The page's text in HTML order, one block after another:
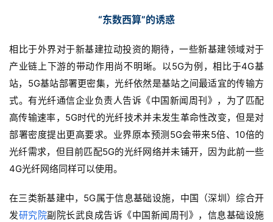
“东数西算”的诱惑
相比于外界对于新基建拉动投资的期待，一些新基建领域对于
产业链上下游的带动作用尚不明晰。以5G为例，相比于4G基
站，5G基站部署更密集，光纤依然是基站之间最适宜的传输方
式。有光纤通信企业负责人告诉《中国新闻周刊》，为了匹配
高传输速率，5G时代的光纤技术并未发生革命性改变，但是对
部署密度提出更高要求。业界原本预测5G会带来5倍、10倍的
光纤需求，但目前匹配5G的光纤网络并未铺开，因为此前一些
4G光纤网络同样可以使用。
在三类新基建中，5G属于信息基础设施，中国（深圳）综合开
发研究院副院长武良成告诉《中国新闻周刊》，信息基础设施